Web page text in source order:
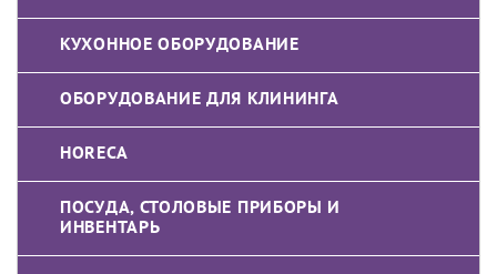
КУХОННОЕ ОБОРУДОВАНИЕ
ОБОРУДОВАНИЕ ДЛЯ КЛИНИНГА
HORECA
ПОСУДА, СТОЛОВЫЕ ПРИБОРЫ И
ИНВЕНТАРЬ